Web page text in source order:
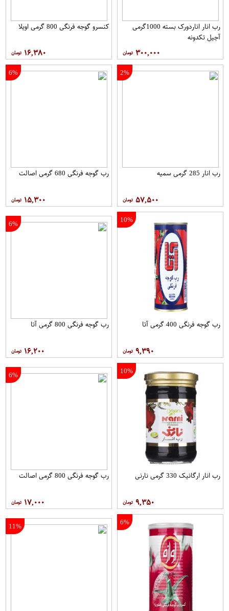
رب انار اناردورک بسته 1000گرمی
آجیل تکدونه
۳۰۰,۰۰۰
کنسرو گوجه فرنگی 800 گرمی اویلا
۱۶,۳۸۰
2%
رب انار 285 گرمی سمیه
۵۷,۵۰۰
6%
رب گوجه فرنگی 680 گرمی اصالت
۱۵,۳۰۰
10%
رب گوجه فرنگی 400 گرمی آتا
۹,۳۹۰
6%
رب گوجه فرنگی 800 گرمی آتا
۱۶,۲۰۰
10%
رب انار ارگانیک 330 گرمی نارنی
۹,۳۵۰
6%
رب گوجه فرنگی 800 گرمی اصالت
۱۷,۰۰۰
6%
11%